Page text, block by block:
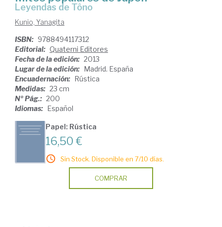
Leyendas de Tôno
Kunio, Yanagita
ISBN: 9788494117312
Editorial: Quaterni Editores
Fecha de la edición: 2013
Lugar de la edición: Madrid. España
Encuadernación: Rústica
Medidas: 23 cm
Nº Pág.: 200
Idiomas: Español
Papel: Rústica
16,50 €
Sin Stock. Disponible en 7/10 días.
COMPRAR